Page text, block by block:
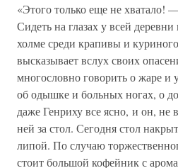
«Этого только еще не
Сидеть на глазах у всей
холме среди крапивы и
высказывает вслух своих
многословно говорить о жаре и
об одышке и больных ногах, о
даже Генриху все ясно, и он, не
ней за стол. Сегодня стол
липой. По случаю
стоит большой кофейник с